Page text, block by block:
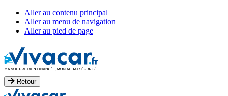
Aller au contenu principal
Aller au menu de navigation
Aller au pied de page
Retour